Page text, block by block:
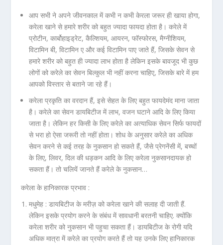
आप सभी ने अपने जीवनकाल में कभी न कभी केरला जरूर ही खाया होगा,
करेला खाने से हमारे शरीर को बहुत ज्यादा फायदा होता है। करेले में
प्रोटीन, कार्बोहाइड्रेट, कैल्शियम, आयरन, फॉस्फोरस, मैग्नीशियम,
विटामिन बी, विटामिन ए और कई विटामिन पाए जाते हैं, जिसके सेवन से
हमारे शरीर को बहुत ही ज्यादा लाभ होता है लेकिन इसके बावजूद भी कुछ
लोगों को करेले का सेवन बिल्कुल भी नहीं करना चाहिए, जिसके बारे में हम
आपको विस्तार से बताने जा रहे हैं।
करेला प्रकृति का वरदान हैं, इसे सेहत के लिए बहुत फायदेमंद माना जाता
है।करेले का सेवन डायबिटीज में लाभ, वजन घटाने आदि के लिए किया
जाता है। लेकिन हर किसी के लिए करेले का अत्याधिक सेवन सिर्फ फायदों
से भरा हो ऐसा जरूरी तो नहीं होता। शोध के अनुसार करेले का अधिक
सेवन करने से कई तरह के नुकसान हो सकते हैं, जैसे प्रेगनेंसी में, बच्चों
के लिए, लिवर, दिल की धड़कन आदि के लिए करेला नुकसानदायक हो
सकता हैं। तो चलियें जानते हैं करेले के नुकसान…
करेला के हानिकारक प्रभाव :
मधुमेह :डायबिटीज के मरीज़ को करेला खाने की सलाह दी जाती हैं.
लेकिन इसके प्रयोग करने के संबंध में सावधानी बरतनी चाहिए. क्योंकि
करेला शरीर को नुकसान भी पहुचा सकता हैं। डायबिटीज के रोगी यदि
अधिक मात्रा में करेले का प्रयोग करते हैं तो यह उनके लिए हानिकारक